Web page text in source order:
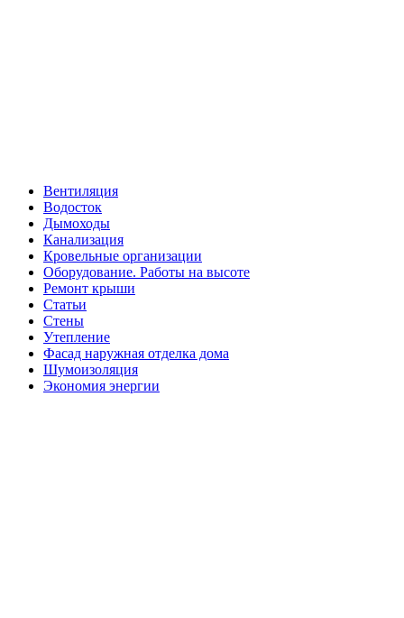
Вентиляция
Водосток
Дымоходы
Канализация
Кровельные организации
Оборудование. Работы на высоте
Ремонт крыши
Статьи
Стены
Утепление
Фасад наружная отделка дома
Шумоизоляция
Экономия энергии